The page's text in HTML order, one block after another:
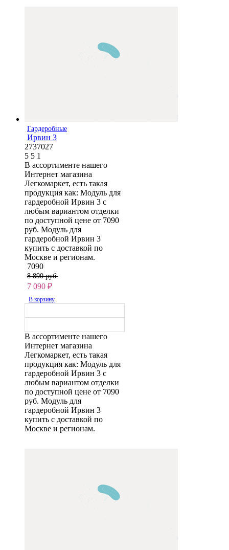
Гардеробные
Ирвин 3
2737027
5 5 1
В ассортименте нашего
Интернет магазина
Легкомаркет, есть такая
продукция как: Модуль для
гардеробной Ирвин 3 с
любым вариантом отделки
по доступной цене от 7090
руб. Модуль для
гардеробной Ирвин 3
купить с доставкой по
Москве и регионам.
7090
8 890 руб.
7 090 ₽
В корзину
В ассортименте нашего
Интернет магазина
Легкомаркет, есть такая
продукция как: Модуль для
гардеробной Ирвин 3 с
любым вариантом отделки
по доступной цене от 7090
руб. Модуль для
гардеробной Ирвин 3
купить с доставкой по
Москве и регионам.